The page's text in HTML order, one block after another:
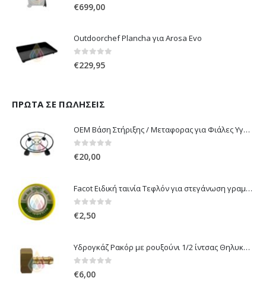
€699,00
Outdoorchef Plancha για Arosa Evo
0out of 5
€229,95
ΠΡΏΤΑ ΣΕ ΠΩΛΉΣΕΙΣ
OEM Βάση Στήριξης / Μεταφορας για Φιάλες Υγραερίου 10 kg & 13 kg με ροδάκια
0out of 5
€20,00
Facot Ειδική ταινία Τεφλόν για στεγάνωση γραμμών αερίου 12m
0out of 5
€2,50
Υδρογκάζ Ρακόρ με ρουξούνι 1/2 ίντσας Θηλυκό Δεξιόστροφο για σύνδεση συσκευών με λάστιχο υγραερίου 8mm
0out of 5
€6,00